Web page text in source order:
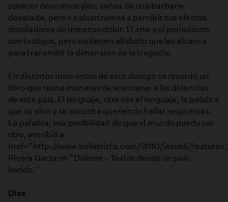
parecer descomunales, señas de una barbarie
desatada, pero no alcanzamos a percibir sus efectos
desoladores de inmenso dolor. El arte y el periodismo
son testigos, pero no tienen alfabeto que les alcance
para transmitir la dimensión de la tragedia.
En distintos momentos de este dialogo se recordó un
libro que reúne maneras de acercarse a las dolencias
de este país. El lenguaje, otra vez el lenguaje, la palabra
que se dice y se escucha queriendo hallar respuestas.
La palabra, esa posibilidad de que el mundo pueda ser
otro, escribió a
href="http://www.belletrista.com/2010/issue5/
Rivera Garza en "Dolerse - Textos desde un país
herido."
Diez